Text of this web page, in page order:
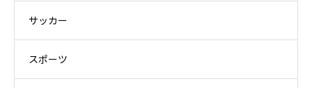
サッカー
スポーツ